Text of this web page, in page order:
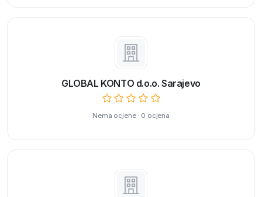
GLOBAL KONTO d.o.o. Sarajevo
Nema ocjene · 0 ocjena